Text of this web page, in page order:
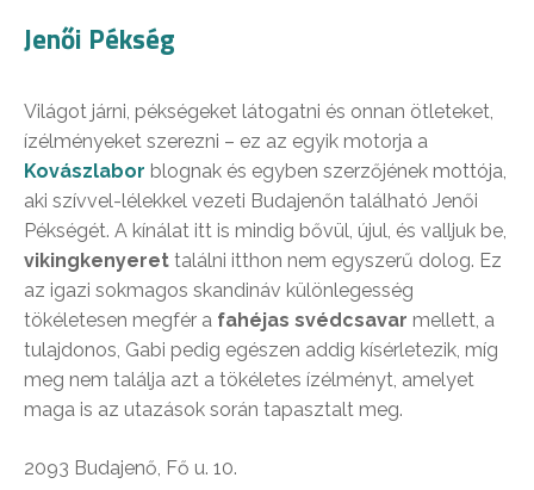
Jenői Pékség
Világot járni, pékségeket látogatni és onnan ötleteket,
ízélményeket szerezni – ez az egyik motorja a
Kovászlabor blognak és egyben szerzőjének mottója,
aki szívvel-lélekkel vezeti Budajenőn található Jenői
Pékségét. A kínálat itt is mindig bővül, újul, és valljuk be,
vikingkenyeret találni itthon nem egyszerű dolog. Ez
az igazi sokmagos skandináv különlegesség
tökéletesen megfér a fahéjas svédcsavar mellett, a
tulajdonos, Gabi pedig egészen addig kísérletezik, míg
meg nem találja azt a tökéletes ízélményt, amelyet
maga is az utazások során tapasztalt meg.
2093 Budajenő, Fő u. 10.